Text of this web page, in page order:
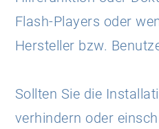
Flash-Players oder
Hersteller bzw.
Sollten Sie die
verhindern oder